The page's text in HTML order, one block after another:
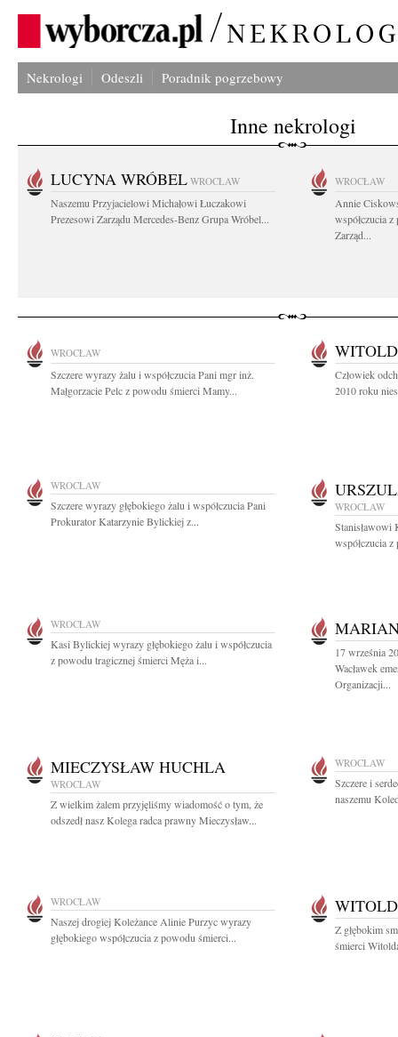
Nekrologi Odeszli Poradnik pogrzebowy
Inne nekrologi
LUCYNA WRÓBEL WROCŁAW
Naszemu Przyjacielowi Michałowi Łuczakowi
Prezesowi Zarządu Mercedes-Benz Grupa Wróbel...
WROCŁAW
Annie
współczucia
Zarząd...
WROCŁAW
Szczere wyrazy żalu i współczucia Pani mgr inż.
Małgorzacie Pelc z powodu śmierci Mamy...
Człowiek
2010 roku
WROCŁAW
Szczere wyrazy głębokiego żalu i współczucia Pani
Prokurator Katarzynie Bylickiej z...
WROCŁAW
Stanisławowi
współczucia
WROCŁAW
Kasi Bylickiej wyrazy głębokiego żalu i współczucia
z powodu tragicznej śmierci Męża i...
17 września
Wacławek
Organizacji...
MIECZYSŁAW HUCHLA
WROCŁAW
Z wielkim żalem przyjęliśmy wiadomość o tym, że
odszedł nasz Kolega radca prawny Mieczysław...
WROCŁAW
Szczere i
naszemu
WROCŁAW
Naszej drogiej Koleżance Alinie Purzyc wyrazy
głębokiego współczucia z powodu śmierci...
Z głębokim
śmierci